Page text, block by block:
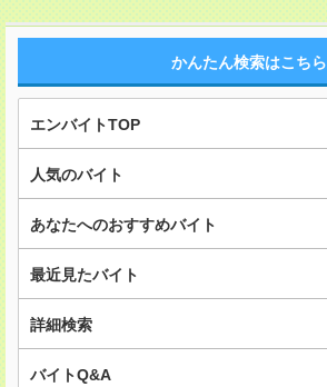
かんたん検索はこちら
エンバイトTOP
人気のバイト
あなたへのおすすめバイト
最近見たバイト
詳細検索
バイトQ&A